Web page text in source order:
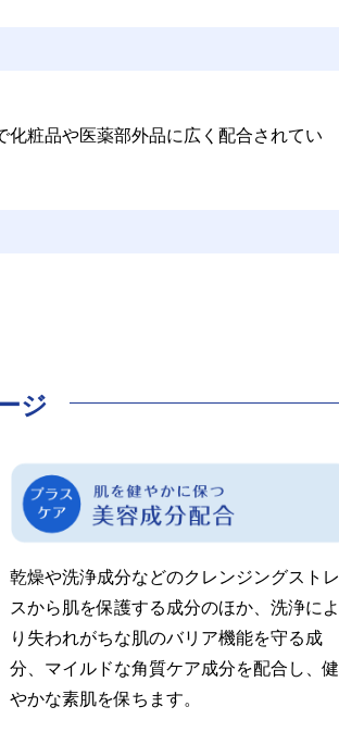
粧品や医薬部外品に広く配合されてい
ジ
乾燥や洗浄成分などのクレンジングストレ
スから肌を保護する成分のほか、洗浄によ
り失われがちな肌のバリア機能を守る成
分、マイルドな角質ケア成分を配合し、健
やかな素肌を保ちます。